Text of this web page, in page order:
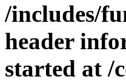
/includes/
header
started at /